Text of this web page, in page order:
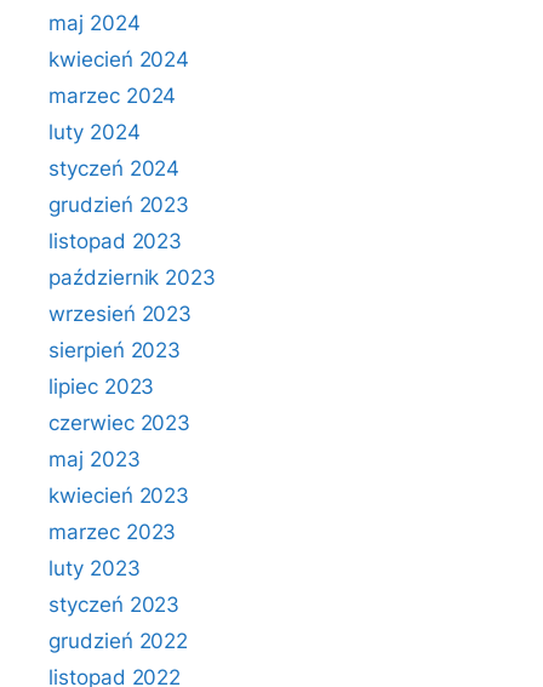
maj 2024
kwiecień 2024
marzec 2024
luty 2024
styczeń 2024
grudzień 2023
listopad 2023
październik 2023
wrzesień 2023
sierpień 2023
lipiec 2023
czerwiec 2023
maj 2023
kwiecień 2023
marzec 2023
luty 2023
styczeń 2023
grudzień 2022
listopad 2022